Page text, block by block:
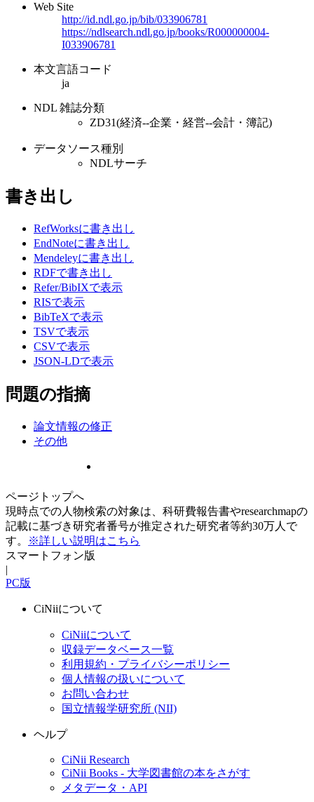
Web Site
http://id.ndl.go.jp/bib/033906781
https://ndlsearch.ndl.go.jp/books/R000000004-
I033906781
本文言語コード
ja
NDL 雑誌分類
ZD31(経済--企業・経営--会計・簿記)
データソース種別
NDLサーチ
書き出し
RefWorksに書き出し
EndNoteに書き出し
Mendeleyに書き出し
RDFで書き出し
Refer/BibIXで表示
RISで表示
BibTeXで表示
TSVで表示
CSVで表示
JSON-LDで表示
問題の指摘
論文情報の修正
その他
ページトップへ
現時点での人物検索の対象は、科研費報告書やresearchmapの
記載に基づき研究者番号が推定された研究者等約30万人で
す。
※詳しい説明はこちら
スマートフォン版
|
PC版
CiNiiについて
CiNiiについて
収録データベース一覧
利用規約・プライバシーポリシー
個人情報の扱いについて
お問い合わせ
国立情報学研究所 (NII)
ヘルプ
CiNii Research
CiNii Books - 大学図書館の本をさがす
メタデータ・API